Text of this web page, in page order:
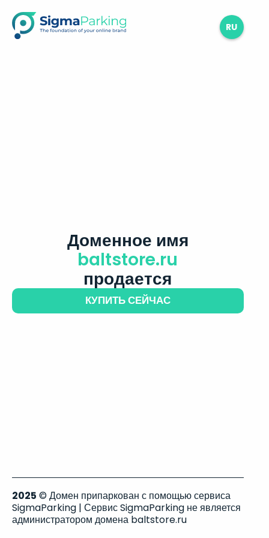
RU
Доменное имя
baltstore.ru
продается
КУПИТЬ СЕЙЧАС
2025 © Домен припаркован с помощью сервиса
SigmaParking | Сервис SigmaParking не является
администратором домена baltstore.ru